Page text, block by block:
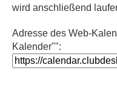
wird anschließend
Adresse des Web-
Kalender"":